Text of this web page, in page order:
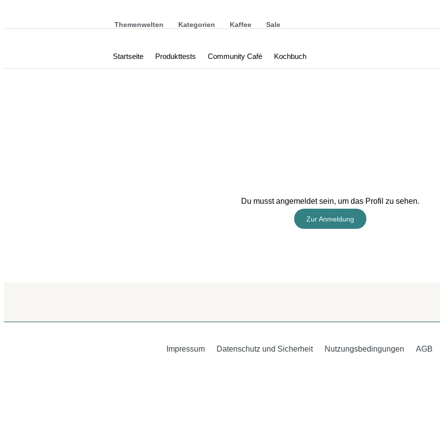
Themenwelten Kategorien Kaffee Sale
Startseite Produkttests Community Café Kochbuch
Du musst angemeldet sein, um das Profil zu sehen.
Zur Anmeldung
Impressum Datenschutz und Sicherheit Nutzungsbedingungen AGB